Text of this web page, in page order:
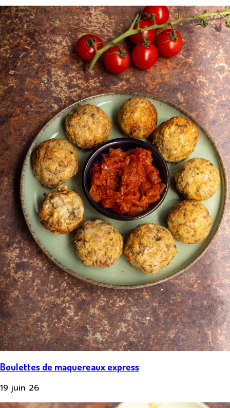
Boulettes de maquereaux express
19 juin 26